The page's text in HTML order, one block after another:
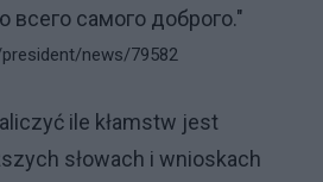
самого доброго."
news/79582
ile kłamstw jest
słowach i wnioskach